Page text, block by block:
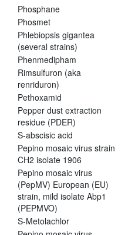
Phosphane
Phosmet
Phlebiopsis gigantea
(several strains)
Phenmedipham
Rimsulfuron (aka
renriduron)
Pethoxamid
Pepper dust extraction
residue (PDER)
S-abscisic acid
Pepino mosaic virus strain
CH2 isolate 1906
Pepino mosaic virus
(PepMV) European (EU)
strain, mild isolate Abp1
(PEPMVO)
S-Metolachlor